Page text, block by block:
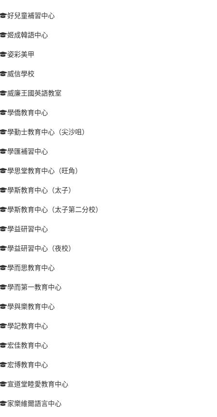
好兒童補習中心
姬成韓語中心
姿彩美甲
威信學校
威廉王國英語教室
學僑教育中心
學勤士教育中心（尖沙咀）
學匯補習中心
學思堂教育中心（旺角）
學斯教育中心（太子）
學斯教育中心（太子第二分校）
學益研習中心
學益研習中心（夜校）
學而思教育中心
學而第一教育中心
學與樂教育中心
學記教育中心
宏佳教育中心
宏博教育中心
宣道堂睦愛教育中心
家樂維爾語言中心